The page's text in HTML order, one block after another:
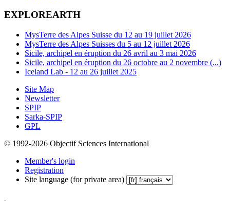
EXPLOREARTH
MysTerre des Alpes Suisse du 12 au 19 juillet 2026
MysTerre des Alpes Suisses du 5 au 12 juillet 2026
Sicile, archipel en éruption du 26 avril au 3 mai 2026
Sicile, archipel en éruption du 26 octobre au 2 novembre (...)
Iceland Lab - 12 au 26 juillet 2025
Site Map
Newsletter
SPIP
Sarka-SPIP
GPL
© 1992-2026 Objectif Sciences International
Member's login
Registration
Site language (for private area)